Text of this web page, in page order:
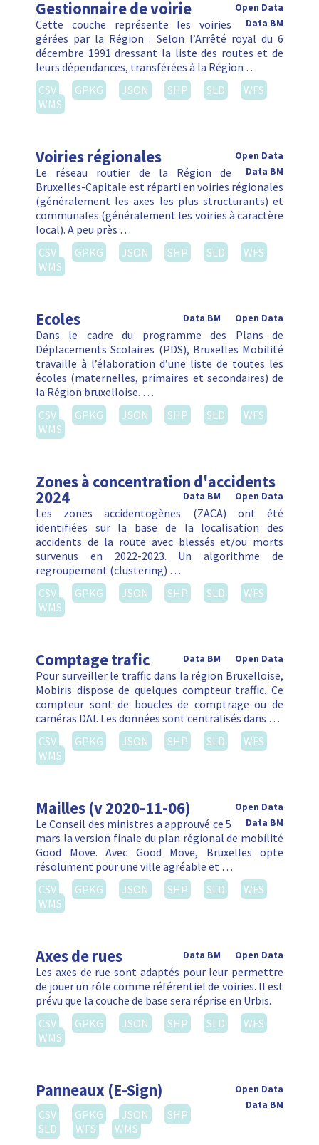
Gestionnaire de voirie
Open Data
Data BM
Cette couche représente les voiries
gérées par la Région : Selon l’Arrêté royal du 6
décembre 1991 dressant la liste des routes et de
leurs dépendances, transférées à la Région …
CSV
GPKG JSON SHP SLD
WFS
WMS
Voiries régionales
Open Data
Data BM
Le réseau routier de la Région de
Bruxelles-Capitale est réparti en voiries régionales
(généralement les axes les plus structurants) et
communales (généralement les voiries à caractère
local). A peu près …
CSV
GPKG JSON SHP SLD
WFS
WMS
Ecoles Open Data
Data BM
Dans le cadre du programme des Plans de
Déplacements Scolaires (PDS), Bruxelles Mobilité
travaille à l’élaboration d’une liste de toutes les
écoles (maternelles, primaires et secondaires) de
la Région bruxelloise. …
CSV
GPKG JSON SHP SLD
WFS
WMS
Zones à concentration d'accidents
2024 Open Data
Data BM
Les zones accidentogènes (ZACA) ont été
identifiées sur la base de la localisation des
accidents de la route avec blessés et/ou morts
survenus en 2022-2023. Un algorithme de
regroupement (clustering) …
CSV
GPKG JSON SHP SLD
WFS
WMS
Comptage trafic Open Data
Data BM
Pour surveiller le traffic dans la région Bruxelloise,
Mobiris dispose de quelques compteur traffic. Ce
compteur sont de boucles de comptrage ou de
caméras DAI. Les données sont centralisés dans …
CSV
GPKG JSON SHP SLD
WFS
WMS
Mailles (v 2020-11-06)
Open Data
Data BM
Le Conseil des ministres a approuvé ce 5
mars la version finale du plan régional de mobilité
Good Move. Avec Good Move, Bruxelles opte
résolument pour une ville agréable et …
CSV
GPKG JSON SHP SLD
WFS
WMS
Axes de rues Open Data
Data BM
Les axes de rue sont adaptés pour leur permettre
de jouer un rôle comme référentiel de voiries. Il est
prévu que la couche de base sera réprise en Urbis.
CSV
GPKG JSON SHP SLD
WFS
WMS
Panneaux (E-Sign)
Open Data
Data BM
CSV GPKG JSON
SHP
SLD
WFS WMS